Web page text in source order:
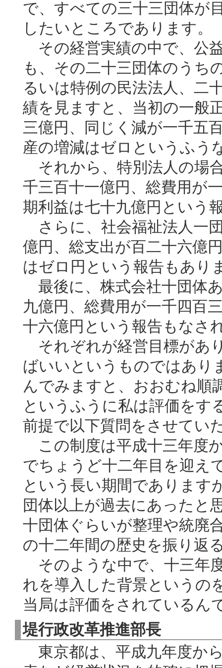
で、すべての三十三団体が
したいところであります。
その経営実績の中で、公
も、その二十三団体のうち
るいは特例の民法法人、二
績を見ますと、当初の一般
三億円、同じく減が一千五
産の増減はゼロというふう
それから、特別法人の場
千三百十一億円、総費用が
期利益は七十九億円という
さらに、社会福祉法人一
億円、総支出が百二十六億
はゼロ円という報告もあり
最後に、株式会社十団体
九億円、総費用が一千四百
十六億円という報告もなさ
それぞれが経営目標があ
ばいいというものではあり
んでみますと、おおむね順
というふうに私は評価をす
前提で以下質問をさせてい
この制度は平成十三年度
でちょうど十二年目を迎え
という長い期間であります
団体以上が過去にあったと
十団体ぐらいが整理や統廃
の十二年間の歴史を振り返
そのような中で、十三年
れを導入した背景というの
当局は評価をされているん
堤行政改革推進部長
東京都は、平成九年度か